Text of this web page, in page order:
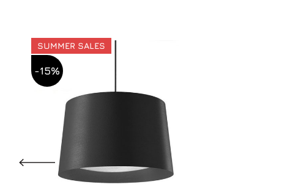
SUMMER SALES
-15%